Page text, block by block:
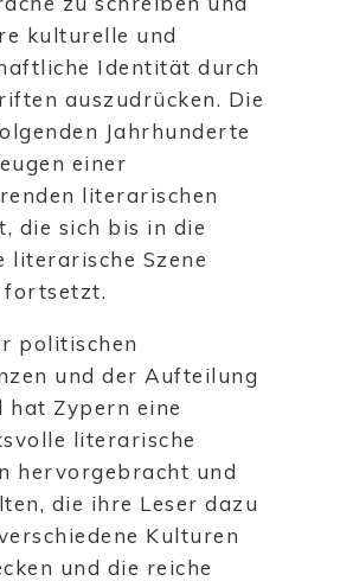
kulturelle und
Identität durch
auszudrücken. Die
Jahrhunderte
einer
literarischen
die sich bis in die
literarische Szene
fortsetzt.
politischen
und der Aufteilung
hat Zypern eine
literarische
hervorgebracht und
die ihre Leser dazu
Kulturen
und die reiche